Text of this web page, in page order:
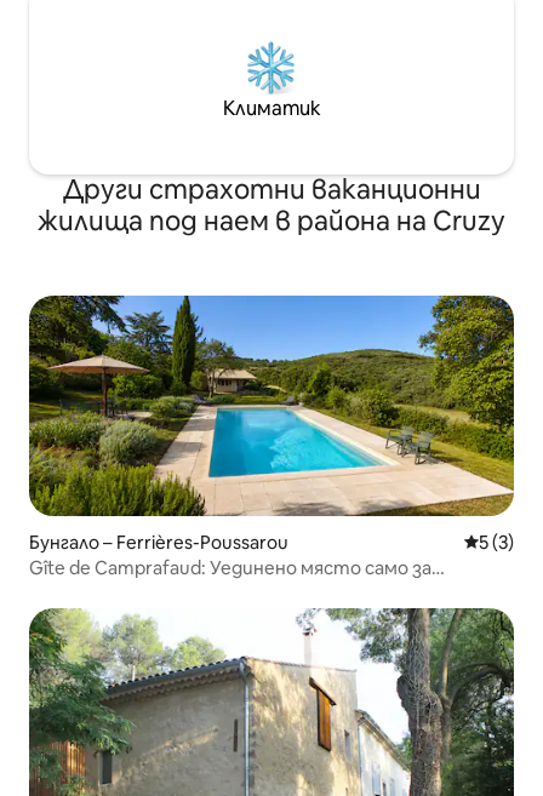
Климатик
Други страхотни ваканционни
жилища под наем в района на Cruzy
Бунгало – Ferrières-Poussarou Средна
5 (3)
Gîte de Camprafaud: Уединено място само за